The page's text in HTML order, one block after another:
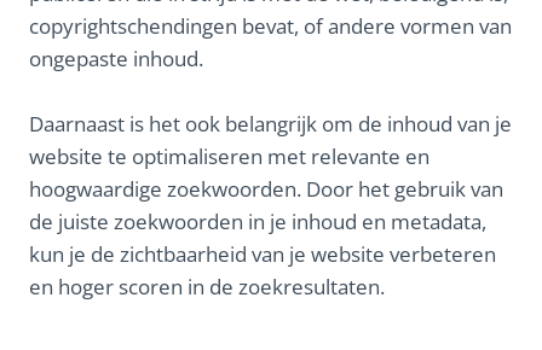
copyrightschendingen bevat, of andere vormen van
ongepaste inhoud.
Daarnaast is het ook belangrijk om de inhoud van je
website te optimaliseren met relevante en
hoogwaardige zoekwoorden. Door het gebruik van
de juiste zoekwoorden in je inhoud en metadata,
kun je de zichtbaarheid van je website verbeteren
en hoger scoren in de zoekresultaten.